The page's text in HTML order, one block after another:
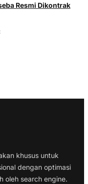
Resmi Dikontrak
khusus untuk
dengan optimasi
oleh search engine.